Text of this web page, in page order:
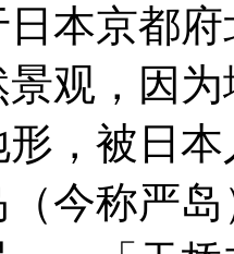
日本京都
景观 ，因 为
，被日
（今称严岛